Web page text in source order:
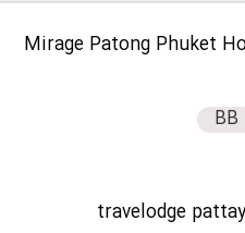
BB